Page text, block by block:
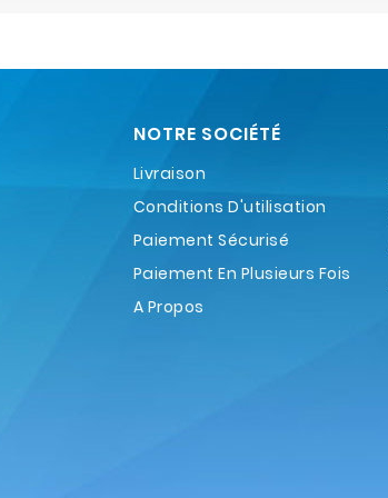
NOTRE SOCIÉTÉ
Livraison
Conditions D'utilisation
Paiement Sécurisé
Paiement En Plusieurs Fois
A Propos